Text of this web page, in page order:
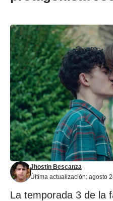
Última actualización: agosto
Jhostin Bescanza
La temporada 3 de la